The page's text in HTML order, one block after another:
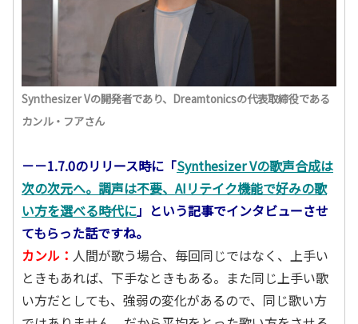
Synthesizer Vの開発者であり、Dreamtonicsの代表取締役である
カンル・フアさん
－－1.7.0のリリース時に「Synthesizer Vの歌声合成は
次の次元へ。調声は不要、AIリテイク機能で好みの歌
い方を選べる時代に」という記事でインタビューさせ
てもらった話ですね。
カンル： 人間が歌う場合、毎回同じではなく、上手い
ときもあれば、下手なときもある。また同じ上手い歌
い方だとしても、強弱の変化があるので、同じ歌い方